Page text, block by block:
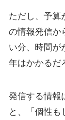
ただし、予算
の情報発信か
い分、時間が
年はかかるだ
発信する情報
と、「個性